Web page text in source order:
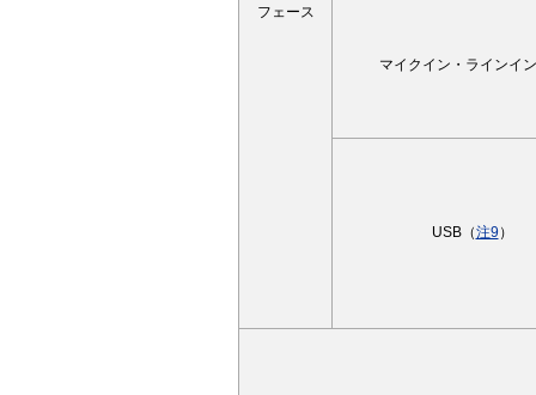
フェース
マイクイン・ラインイ
USB（注9 ）